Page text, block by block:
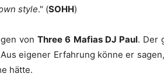
style." (SOHH)
vonThree 6 Mafias DJ Paul. Der
eigener Erfahrung könne er
hätte.